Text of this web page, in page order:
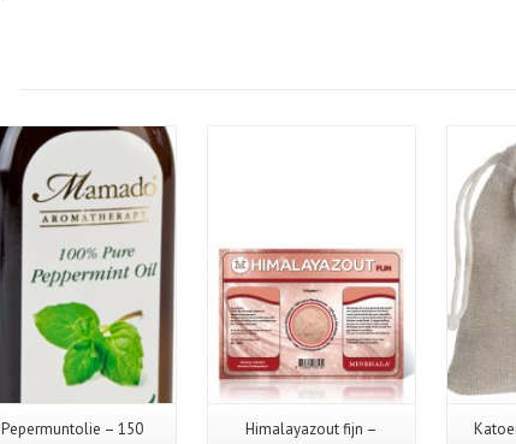
Pepermuntolie – 150
Himalayazout fijn –